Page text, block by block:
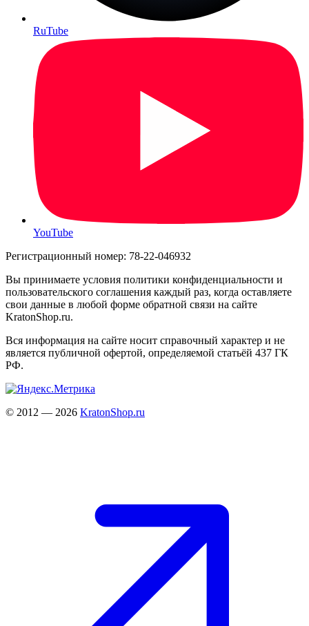
RuTube
YouTube
Регистрационный номер: 78-22-046932
Вы принимаете условия политики конфиденциальности и
пользовательского соглашения каждый раз, когда оставляете
свои данные в любой форме обратной связи на сайте
KratonShop.ru.
Вся информация на сайте носит справочный характер и не
является публичной офертой, определяемой статьёй 437 ГК
РФ.
© 2012 — 2026 KratonShop.ru